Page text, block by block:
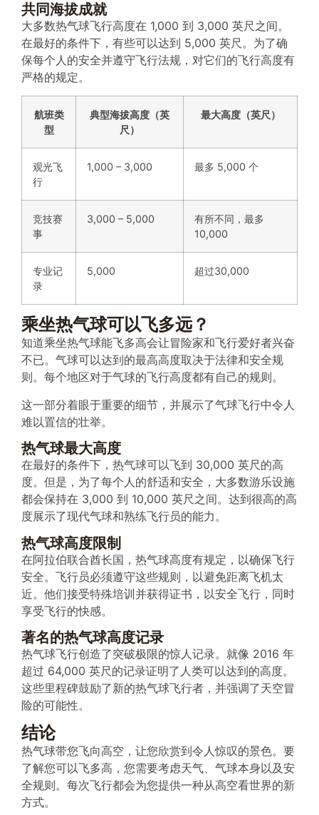
共同海拔成就
大多数热气球飞行高度在 1,000 到 3,000 英尺之间。
在最好的条件下，有些可以达到 5,000 英尺。为了确
保每个人的安全并遵守飞行法规，对它们的飞行高度有
严格的规定。
航班类
型
典型海拔高度（英
尺）
最大高度（英尺）
观光飞
行
1,000 – 3,000 最多 5,000 个
竞技赛
事
3,000 – 5,000
有所不同，最多
10,000
专业记
录
5,000 超过30,000
乘坐热气球可以飞多远？
知道乘坐热气球能飞多高会让冒险家和飞行爱好者兴奋
不已。气球可以达到的最高高度取决于法律和安全规
则。每个地区对于气球的飞行高度都有自己的规则。
这一部分着眼于重要的细节，并展示了气球飞行中令人
难以置信的壮举。
热气球最大高度
在最好的条件下，热气球可以飞到 30,000 英尺的高
度。但是，为了每个人的舒适和安全，大多数游乐设施
都会保持在 3,000 到 10,000 英尺之间。达到很高的高
度展示了现代气球和熟练飞行员的能力。
热气球高度限制
在阿拉伯联合酋长国，热气球高度有规定，以确保飞行
安全。飞行员必须遵守这些规则，以避免距离飞机太
近。他们接受特殊培训并获得证书，以安全飞行，同时
享受飞行的快感。
著名的热气球高度记录
热气球飞行创造了突破极限的惊人记录。就像 2016 年
超过 64,000 英尺的记录证明了人类可以达到的高度。
这些里程碑鼓励了新的热气球飞行者，并强调了天空冒
险的可能性。
结论
热气球带您飞向高空，让您欣赏到令人惊叹的景色。要
了解您可以飞多高，您需要考虑天气、气球本身以及安
全规则。每次飞行都会为您提供一种从高空看世界的新
方式。